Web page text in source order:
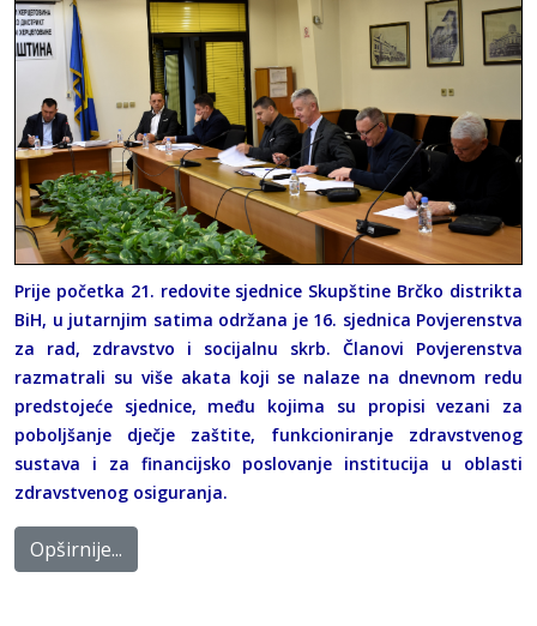
Prije početka 21. redovite sjednice Skupštine Brčko distrikta
BiH, u jutarnjim satima održana je 16. sjednica Povjerenstva
za rad, zdravstvo i socijalnu skrb. Članovi Povjerenstva
razmatrali su više akata koji se nalaze na dnevnom redu
predstojeće sjednice, među kojima su propisi vezani za
poboljšanje dječje zaštite, funkcioniranje zdravstvenog
sustava i za financijsko poslovanje institucija u oblasti
zdravstvenog osiguranja.
Opširnije...